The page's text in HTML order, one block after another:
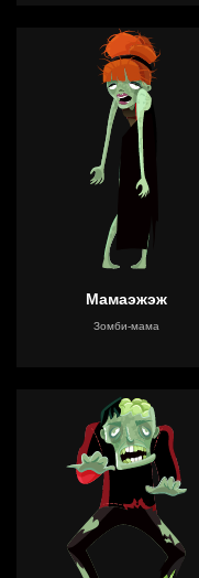
Мамаэжэж
Зомби-мама